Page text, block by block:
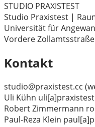
STUDIO PRAXISTEST
Studio Praxistest |
Universität für
Vordere Zollamtsstraße
Kontakt
studio@praxistest.cc
Uli Kühn
Robert Zimmermann
Paul-Reza Klein